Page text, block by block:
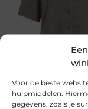
Voor de beste
hulpmiddelen.
gegevens, zoals je
Vila